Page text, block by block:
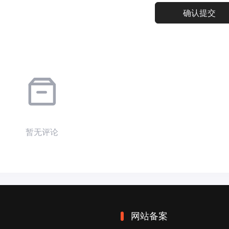
暂无评论
网站备案